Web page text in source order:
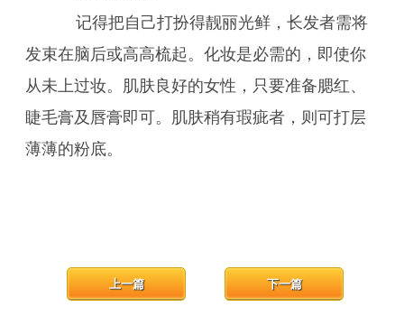
记得把自己打扮得靓丽光鲜，长发者需将
发束在脑后或高高梳起。化妆是必需的，即使你
从未上过妆。肌肤良好的女性，只要准备腮红、
睫毛膏及唇膏即可。肌肤稍有瑕疵者，则可打层
薄薄的粉底。
下一篇
上一篇